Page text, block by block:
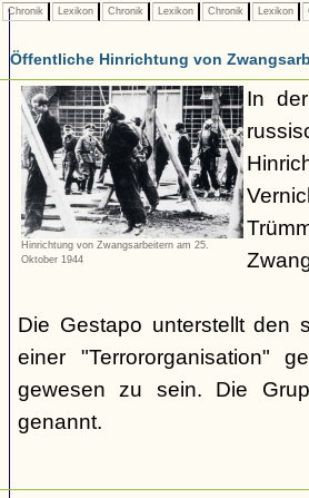
Chronik Lexikon Chronik Lexikon Chronik Lexikon
Öffentliche Hinrichtung von
Hinrichtung von Zwangsarbeitern am 25.
Oktober 1944
In
Die Gestapo unterstellt den
einer "Terrororganisation"
gewesen zu sein. Die
genannt.